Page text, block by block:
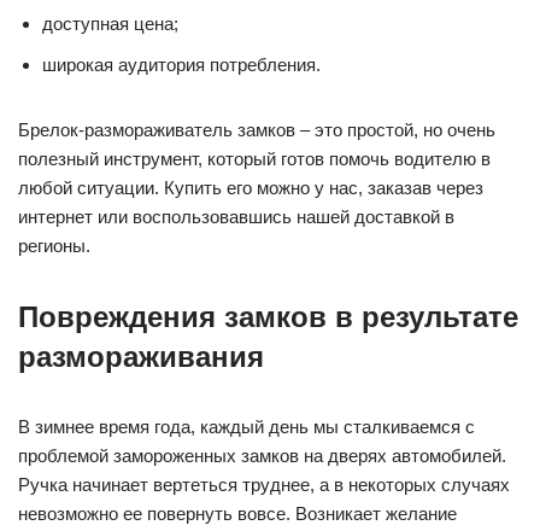
доступная цена;
широкая аудитория потребления.
Брелок-размораживатель замков – это простой, но очень
полезный инструмент, который готов помочь водителю в
любой ситуации. Купить его можно у нас, заказав через
интернет или воспользовавшись нашей доставкой в
регионы.
Повреждения замков в результате
размораживания
В зимнее время года, каждый день мы сталкиваемся с
проблемой замороженных замков на дверях автомобилей.
Ручка начинает вертеться труднее, а в некоторых случаях
невозможно ее повернуть вовсе. Возникает желание